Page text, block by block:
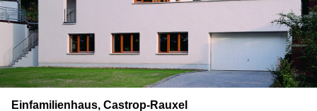
Einfamilienhaus, Castrop-Rauxel